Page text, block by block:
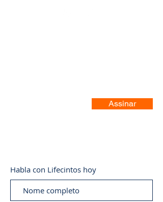
Assinar
Habla con Lifecintos hoy